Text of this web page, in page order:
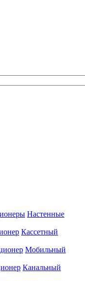
Настенные
Кассетный
Мобильный
Канальный